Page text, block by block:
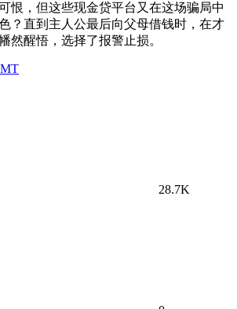
恨，但这些现金贷平台又在这场骗局中
？直到主人公最后向父母借钱时，在才
然醒悟，选择了报警止损。
28.7K